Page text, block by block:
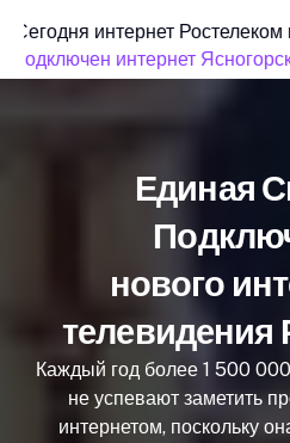
Сегодня интернет Ростелеком
подключен интернет
Единая
нового
телевидения
Каждый год более 1 500
не успевают заметить
интернетом, поскольку